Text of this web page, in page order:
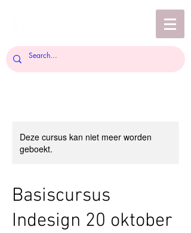
Deze cursus kan niet meer worden
geboekt.
Basiscursus
Indesign 20 oktober